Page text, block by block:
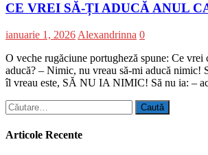
CE VREI SĂ-ȚI ADUCĂ ANUL
ianuarie 1, 2026 Alexandrinna 0
O veche rugăciune portugheză spune: Ce vrei
aducă? – Nimic, nu vreau să-mi aducă nimic!
îl vreau este, SĂ NU IA NIMIC! Să nu ia: –
Caută
după:
Articole Recente